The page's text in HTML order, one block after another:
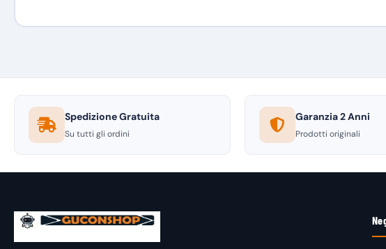
Spedizione Gratuita
Su tutti gli ordini
Garanzia 2 Anni
Prodotti originali